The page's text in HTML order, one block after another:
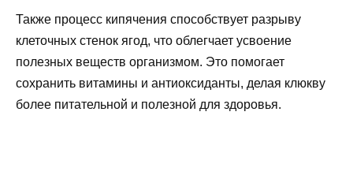
Также процесс кипячения способствует разрыву
клеточных стенок ягод, что облегчает усвоение
полезных веществ организмом. Это помогает
сохранить витамины и антиоксиданты, делая клюкву
более питательной и полезной для здоровья.